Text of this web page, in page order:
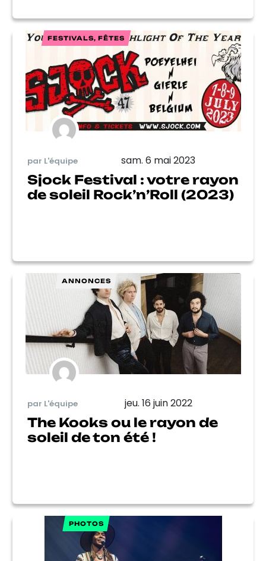
FESTIVALS, FÊTES
par L'équipe sam. 6 mai 2023
Sjock Festival : votre rayon
de soleil Rock’n’Roll (2023)
ANNONCES
par L'équipe jeu. 16 juin 2022
The Kooks ou le rayon de
soleil de ton été !
PHOTOS